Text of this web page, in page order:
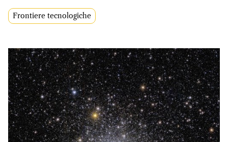
Frontiere tecnologiche